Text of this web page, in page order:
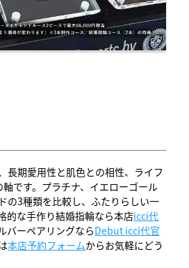
長期愛用性と肌色との相性、ライフ
です。プラチナ、イエローゴール
の3種類を比較し、ふたりらしい一
的な手作り結婚指輪なら本店icci代
バーペアリングならDebut icci代官
本店予約フォームからお気軽にどう